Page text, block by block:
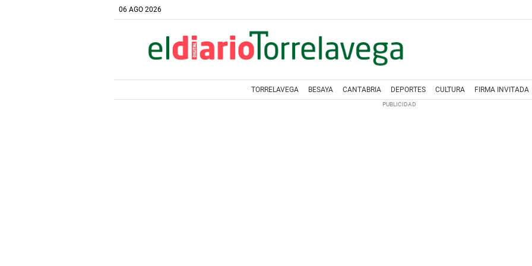
06 AGO 2026
TORRELAVEGA BESAYA CANTABRIA DEPORTES CULTURA FIRMA INVITADA